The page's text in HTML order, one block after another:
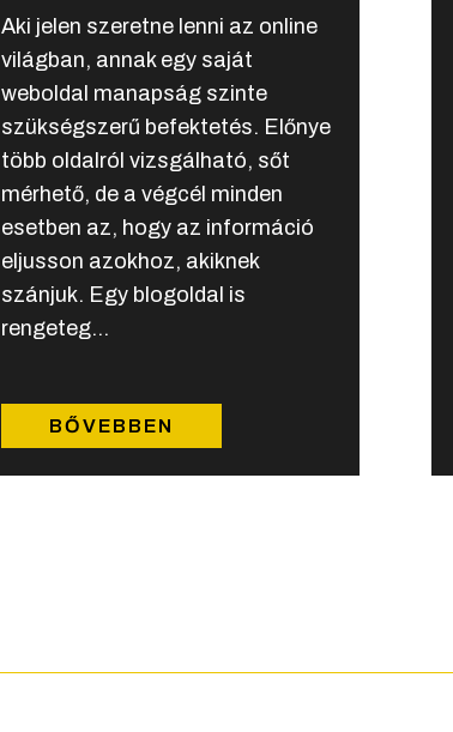
Aki jelen szeretne lenni az online
világban, annak egy saját
weboldal manapság szinte
szükségszerű befektetés. Előnye
több oldalról vizsgálható, sőt
mérhető, de a végcél minden
esetben az, hogy az információ
eljusson azokhoz, akiknek
szánjuk. Egy blogoldal is
rengeteg...
BŐVEBBEN